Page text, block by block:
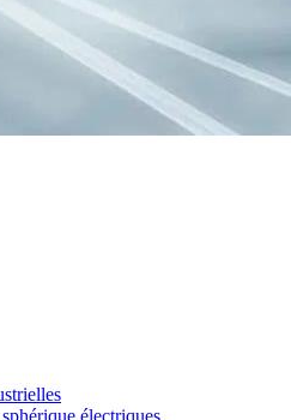
électriques